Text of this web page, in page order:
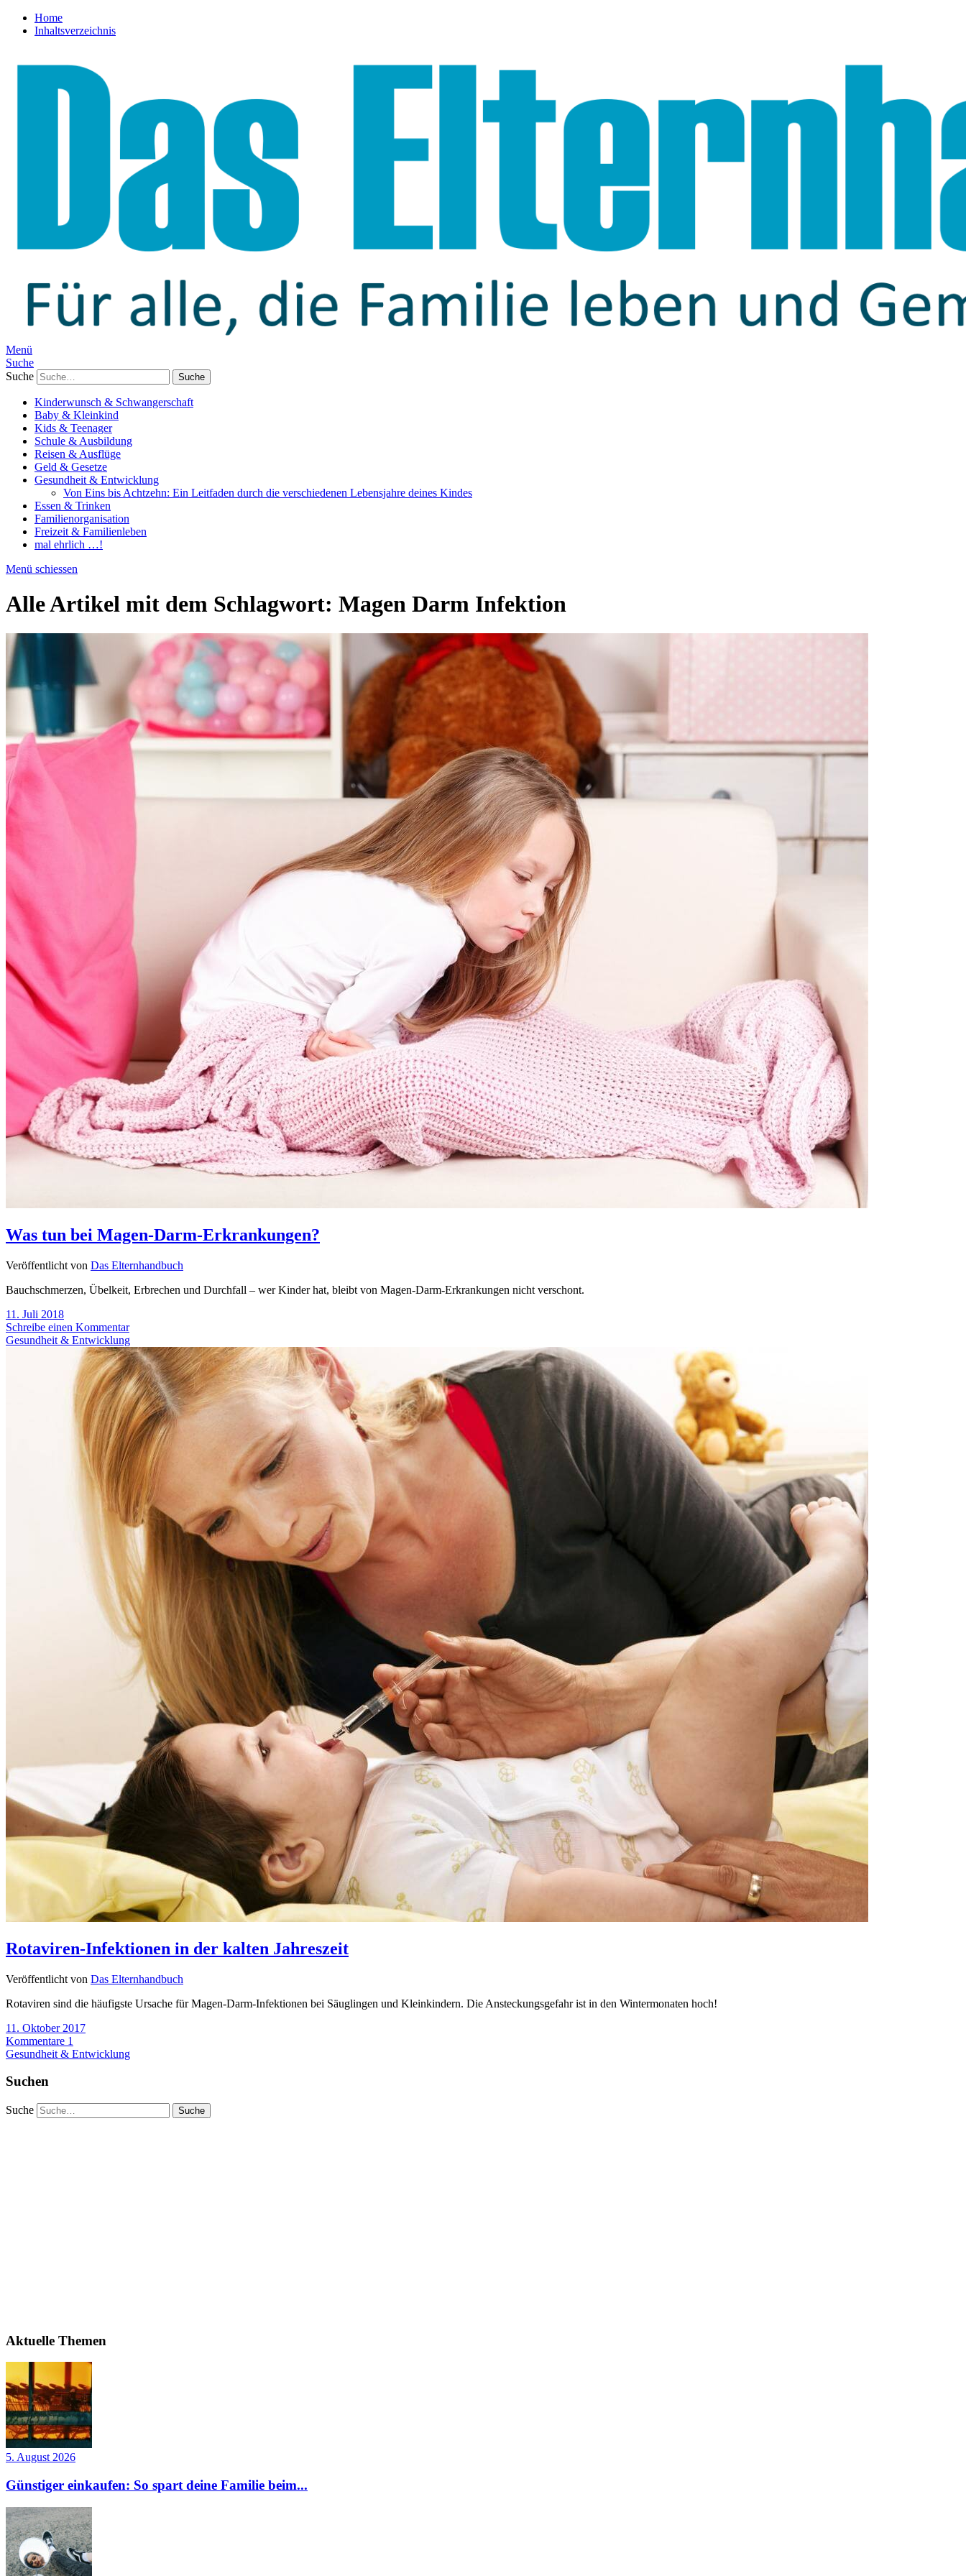
Home
Inhaltsverzeichnis
Menü
Suche
Suche
Kinderwunsch & Schwangerschaft
Baby & Kleinkind
Kids & Teenager
Schule & Ausbildung
Reisen & Ausflüge
Geld & Gesetze
Gesundheit & Entwicklung
Von Eins bis Achtzehn: Ein Leitfaden durch die verschiedenen Lebensjahre deines Kindes
Essen & Trinken
Familienorganisation
Freizeit & Familienleben
mal ehrlich …!
Menü schiessen
Alle Artikel mit dem Schlagwort: Magen Darm Infektion
Was tun bei Magen-Darm-Erkrankungen?
Veröffentlicht von Das Elternhandbuch
Bauchschmerzen, Übelkeit, Erbrechen und Durchfall – wer Kinder hat, bleibt von Magen-Darm-Erkrankungen nicht verschont.
11. Juli 2018
Schreibe einen Kommentar
Gesundheit & Entwicklung
Rotaviren-Infektionen in der kalten Jahreszeit
Veröffentlicht von Das Elternhandbuch
Rotaviren sind die häufigste Ursache für Magen-Darm-Infektionen bei Säuglingen und Kleinkindern. Die Ansteckungsgefahr ist in den Wintermonaten hoch!
11. Oktober 2017
Kommentare 1
Gesundheit & Entwicklung
Suchen
Suche
Aktuelle Themen
5. August 2026
Günstiger einkaufen: So spart deine Familie beim...